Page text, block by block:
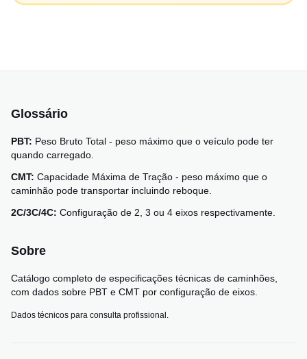
Glossário
PBT: Peso Bruto Total - peso máximo que o veículo pode ter
quando carregado.
CMT: Capacidade Máxima de Tração - peso máximo que o
caminhão pode transportar incluindo reboque.
2C/3C/4C: Configuração de 2, 3 ou 4 eixos respectivamente.
Sobre
Catálogo completo de especificações técnicas de caminhões,
com dados sobre PBT e CMT por configuração de eixos.
Dados técnicos para consulta profissional.